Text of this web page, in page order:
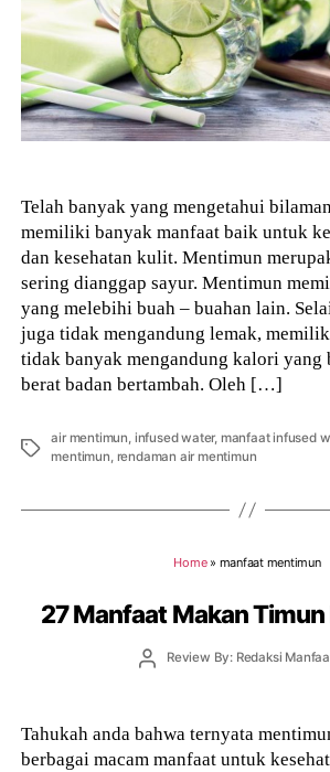
Telah banyak yang mengetahui
memiliki banyak manfaat baik untuk
dan kesehatan kulit. Mentimun
sering dianggap sayur. Mentimun
yang melebihi buah – buahan lain.
juga tidak mengandung lemak,
tidak banyak mengandung kalori yang
berat badan bertambah. Oleh […]
Tags
air mentimun, infused water, manfaat infused
mentimun, rendaman air mentimun
Home» manfaat mentimun
27 Manfaat Makan Timun
PostReview By: Redaksi
Tahukah anda bahwa ternyata
berbagai macam manfaat untuk